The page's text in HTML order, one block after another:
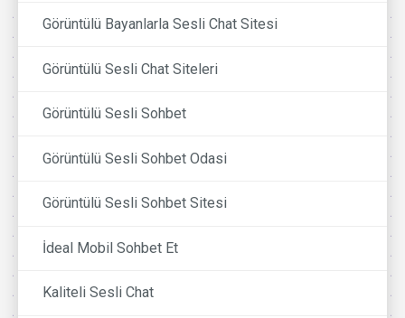
Görüntülü Bayanlarla Sesli Chat Sitesi
Görüntülü Sesli Chat Siteleri
Görüntülü Sesli Sohbet
Görüntülü Sesli Sohbet Odasi
Görüntülü Sesli Sohbet Sitesi
İdeal Mobil Sohbet Et
Kaliteli Sesli Chat